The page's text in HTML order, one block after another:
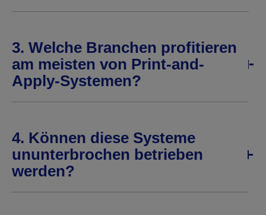
3. Welche Branchen profitieren
am meisten von Print-and-
Apply-Systemen?
4. Können diese Systeme
ununterbrochen betrieben
werden?